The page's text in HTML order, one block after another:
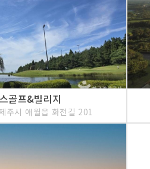
골프&빌리지
주시 애월읍 화전길 201